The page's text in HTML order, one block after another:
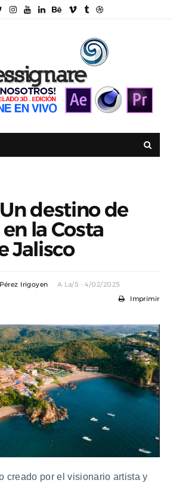
destino de
la Costa
Jalisco
Irigoyen A La/s : 4/02/2025
Imprimir
creado por el visionario artista y